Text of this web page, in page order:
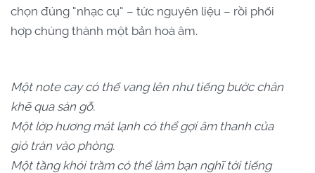
chọn đúng “nhạc cụ” – tức nguyên liệu – rồi phối
hợp chúng thành một bản hoà âm.
Một note cay có thể vang lên như tiếng bước chân
khẽ qua sàn gỗ.
Một lớp hương mát lạnh có thể gợi âm thanh của
gió tràn vào phòng.
Một tầng khói trầm có thể làm bạn nghĩ tới tiếng